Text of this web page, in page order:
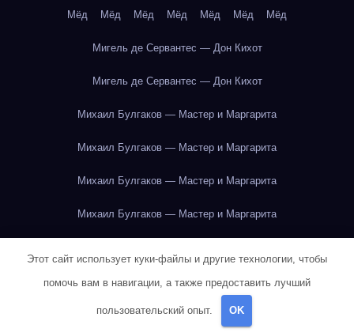
Мёд Мёд Мёд Мёд Мёд Мёд Мёд
Мигель де Сервантес — Дон Кихот
Мигель де Сервантес — Дон Кихот
Михаил Булгаков — Мастер и Маргарита
Михаил Булгаков — Мастер и Маргарита
Михаил Булгаков — Мастер и Маргарита
Михаил Булгаков — Мастер и Маргарита
Михаил Булгаков — Мастер и Маргарита
Михаил Булгаков — Мастер и Маргарита
Этот сайт использует куки-файлы и другие технологии, чтобы
помочь вам в навигации, а также предоставить лучший
пользовательский опыт. OK